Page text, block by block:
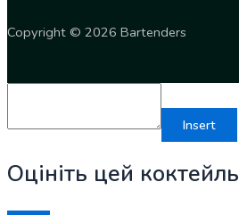
Copyright © 2026 Bartenders
Insert
Оцініть цей коктейль